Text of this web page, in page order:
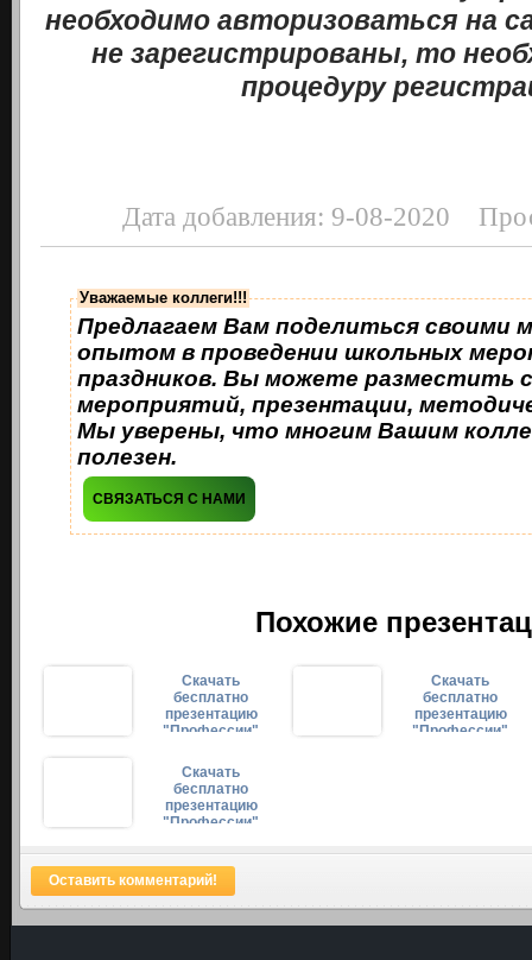
необходимо авторизоваться на
не зарегистрированы, то
процедуру
Дата добавления: 9-08-2020
Уважаемые коллеги!!!
Предлагаем Вам поделиться своими
опытом в проведении школьных
праздников. Вы можете разместить
мероприятий, презентации,
Мы уверены, что многим Вашим
полезен.
СВЯЗАТЬСЯ С НАМИ
Похожие
Скачать
бесплатно
презентацию
"Профессии"
Скачать
бесплатно
презентацию
"Профессии"
Скачать
бесплатно
презентацию
"Профессии"
Оставить комментарий!